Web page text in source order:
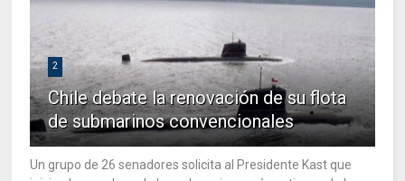
2
Chile debate la renovación de su flota
de submarinos convencionales
Un grupo de 26 senadores solicita al Presidente Kast que